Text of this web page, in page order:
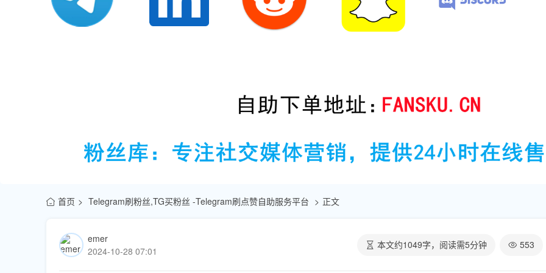
首页 Telegram刷粉丝,TG买粉丝 -Telegram刷点赞自助服务平台 正文
emer
2024-10-28 07:01
本文约1049字，阅读需5分钟 553